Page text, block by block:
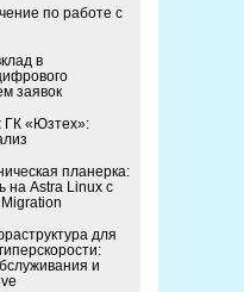
по работе с
в
заявок
ГК «Юзтех»:
планерка:
на Astra Linux с
для
и